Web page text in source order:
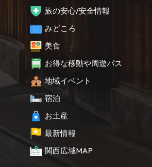
旅の安心/安全情報
みどころ
美食
お得な移動や周遊パス
地域イベント
宿泊
お土産
最新情報
関西広域MAP